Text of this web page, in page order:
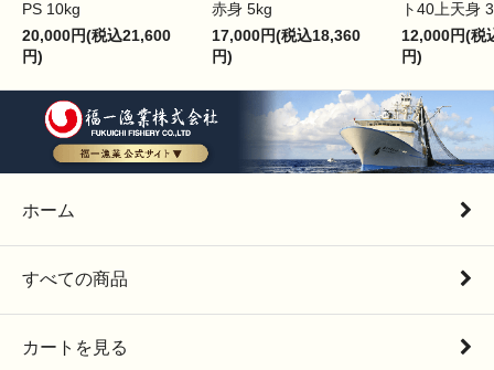
PS 10kg
20,000円(税込21,600
円)
赤身 5kg
17,000円(税込18,360
円)
ト40上天身
12,000円(税
円)
ホーム
すべての商品
カートを見る